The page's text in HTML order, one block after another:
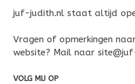
juf-judith.nl staat altijd
Vragen of opmerkingen
website? Mail naar
VOLG MIJ OP